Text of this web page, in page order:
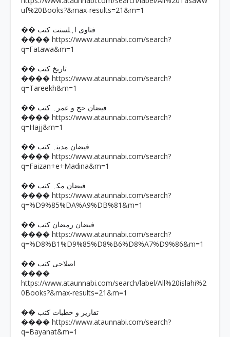
uf%20Books?&max-results=21&m=1
�� فتاوی اہلسنت کتب
���� https://www.ataunnabi.com/search?
q=Fatawa&m=1
�� تاریخ کتب
���� https://www.ataunnabi.com/search?
q=Tareekh&m=1
�� فیضان حج و عمرہ کتب
���� https://www.ataunnabi.com/search?
q=Hajj&m=1
�� فیضان مدینہ کتب
���� https://www.ataunnabi.com/search?
q=Faizan+e+Madina&m=1
�� فیضان مکہ کتب
���� https://www.ataunnabi.com/search?
q=%D9%85%DA%A9%DB%81&m=1
�� فیضان رمضان کتب
���� https://www.ataunnabi.com/search?
q=%D8%B1%D9%85%D8%B6%D8%A7%D9%86&m=1
�� اصلاحی کتب
����
https://www.ataunnabi.com/search/label/All%20islahi%2
0Books?&max-results=21&m=1
�� تقاریر و خطبات کتب
���� https://www.ataunnabi.com/search?
q=Bayanat&m=1